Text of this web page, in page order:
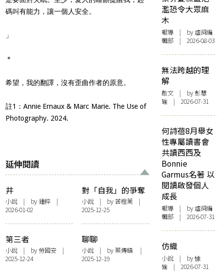
碼叫有能力，讓一個人安全。
」
＊
希望，我的翻譯，沒有歪曲作者的原意。
註1：Annie Ernaux & Marc Marie. The Use of
Photography. 2024.
延伸閱讀
井
小說 | by 鍾粹 |
2026-01-02
對「自我」的爭奪
小說| by 苦橙蒿 |
2025-12-25
第三者
小說 | by 勞國安 |
2025-12-24
聊聊
小說| by 蔡傳鎮 |
2025-12-19
濫恐令大眾麻
木
報導 | by 虛詞編
輯部 | 2026-08-03
無法跨越的理
解
散文 | by 彭慧
瑜 | 2026-07-31
何詩蓓8月舉女
性專屬讀書會
共讀西西及
Bonnie
Garmus名著 以
閱讀啟發個人
成長
報導 | by 虛詞編
輯部 | 2026-07-31
仿織
小說 | by 悇
愉 | 2026-07-31